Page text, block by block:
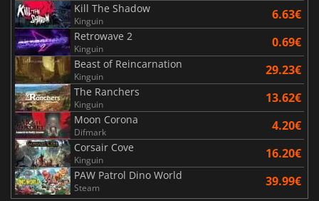
Kill The Shadow
Kinguin 6.63€
Retrowave 2
Kinguin 0.69€
Beast of Reincarnation
Kinguin 29.23€
The Ranchers
Kinguin 13.62€
Moon Corona
Difmark 4.20€
Corsair Cove
Kinguin 16.20€
PAW Patrol Dino World
Steam 39.99€